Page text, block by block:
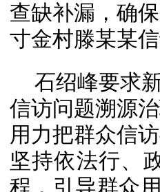
查缺补漏，确
寸金村滕某某
石绍峰要求
信访问题溯源
用力把群众信
坚持依法行、
程，引导群众